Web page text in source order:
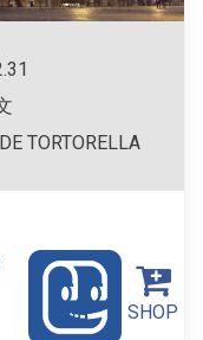
TORTORELLA
SHOP